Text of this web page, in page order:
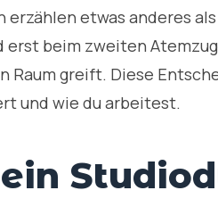
etwas anderes
erst beim zweiten
Raum greift. Diese
und wie du arbeitest.